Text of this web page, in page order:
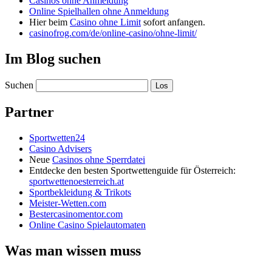
Online Spielhallen ohne Anmeldung
Hier beim Casino ohne Limit sofort anfangen.
casinofrog.com/de/online-casino/ohne-limit/
Im Blog suchen
Suchen
Partner
Sportwetten24
Casino Advisers
Neue Casinos ohne Sperrdatei
Entdecke den besten Sportwettenguide für Österreich:
sportwettenoesterreich.at
Sportbekleidung & Trikots
Meister-Wetten.com
Bestercasinomentor.com
Online Casino Spielautomaten
Was man wissen muss